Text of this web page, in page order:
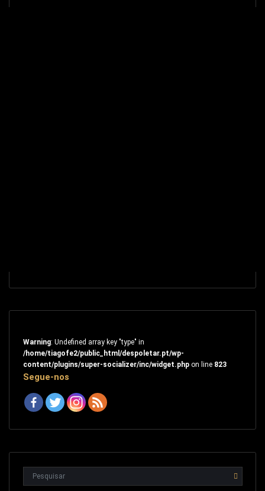
Warning: Undefined array key "type" in
/home/tiagofe2/public_html/despoletar.pt/wp-
content/plugins/super-socializer/inc/widget.phpon line 823
Segue-nos